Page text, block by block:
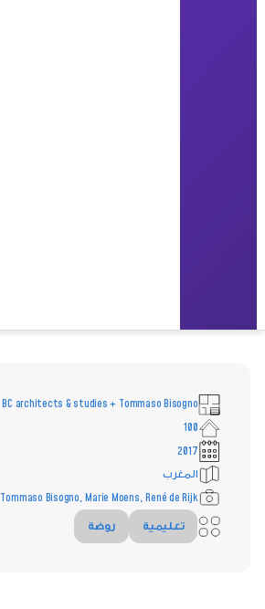
BC architects & studies + Tommaso Bisogno
100
2017
المغرب
Tommaso Bisogno, Marie Moens, René de Rijk
تعليمية
روضة